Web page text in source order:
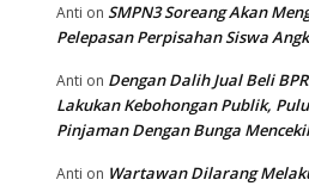
Anti on SMPN3 Soreang Akan
Pelepasan Perpisahan Siswa
Anti on Dengan Dalih Jual Beli
Lakukan Kebohongan Publik,
Pinjaman Dengan Bunga
Anti on Wartawan Dilarang